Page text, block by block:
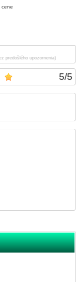
5/5
cene
predošlého upozornenia)